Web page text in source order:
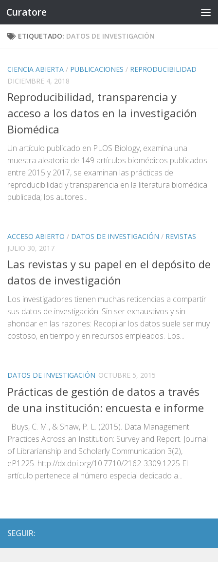
Saltar al contenido
Curatore
ETIQUETADO: DATOS DE INVESTIGACIÓN
CIENCIA ABIERTA / PUBLICACIONES / REPRODUCIBILIDAD
DICIEMBRE 4, 2018
Reproducibilidad, transparencia y
acceso a los datos en la investigación
Biomédica
Un artículo publicado en PLOS Biology, examina una
muestra aleatoria de 149 artículos biomédicos publicados
entre 2015 y 2017, se examinan las prácticas de
reproducibilidad y transparencia en la literatura biomédica
publicada; los autores...
ACCESO ABIERTO / DATOS DE INVESTIGACIÓN / REVISTAS
JULIO 30, 2017
Las revistas y su papel en el depósito de
datos de investigación
Los investigadores tienen muchas reticencias a compartir
sus datos de investigación. Sin ser exhaustivos y sin
ahondar en las razones: Recopilar los datos suele ser muy
costoso, en tiempo y en recursos empleados. Los...
DATOS DE INVESTIGACIÓN OCTUBRE 5, 2015
Prácticas de gestión de datos a través
de una institución: encuesta e informe
Buys, C. M., & Shaw, P. L. (2015). Data Management
Practices Across an Institution: Survey and Report. Journal
of Librarianship and Scholarly Communication 3(2),
eP1225. http://dx.doi.org/10.7710/2162-3309.1225 El
artículo pertenece al número especial dedicado a...
SEGUIR: